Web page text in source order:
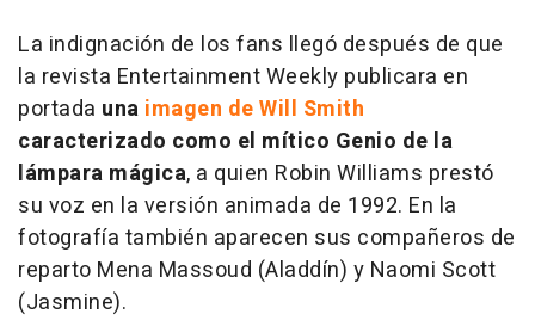
La indignación de los fans llegó después de que
la revista Entertainment Weekly publicara en
portada una imagen de Will Smith
caracterizado como el mítico Genio de la
lámpara mágica, a quien Robin Williams prestó
su voz en la versión animada de 1992. En la
fotografía también aparecen sus compañeros de
reparto Mena Massoud (Aladdín) y Naomi Scott
(Jasmine).